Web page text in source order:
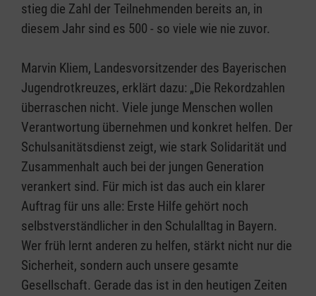
stieg die Zahl der Teilnehmenden bereits an, in
diesem Jahr sind es 500 - so viele wie nie zuvor.
Marvin Kliem, Landesvorsitzender des Bayerischen
Jugendrotkreuzes, erklärt dazu: „Die Rekordzahlen
überraschen nicht. Viele junge Menschen wollen
Verantwortung übernehmen und konkret helfen. Der
Schulsanitätsdienst zeigt, wie stark Solidarität und
Zusammenhalt auch bei der jungen Generation
verankert sind. Für mich ist das auch ein klarer
Auftrag für uns alle: Erste Hilfe gehört noch
selbstverständlicher in den Schulalltag in Bayern.
Wer früh lernt anderen zu helfen, stärkt nicht nur die
Sicherheit, sondern auch unsere gesamte
Gesellschaft. Gerade das ist in den heutigen Zeiten